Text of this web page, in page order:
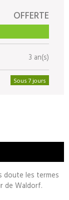
OFFERTE
3 an(s)
Sous 7 jours
doute les termes
de Waldorf.